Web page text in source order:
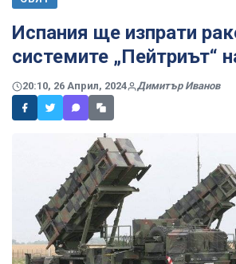
Испания ще изпрати
системите „Пейтриът“
20:10, 26 Април, 2024 Димитър Иванов